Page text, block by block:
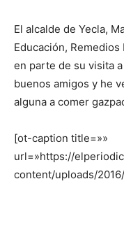
El alcalde de Yecla,
Educación, Remedios
en parte de su visita
buenos amigos y he
alguna a comer
[ot-caption title=»»
url=»https://
content/uploads/